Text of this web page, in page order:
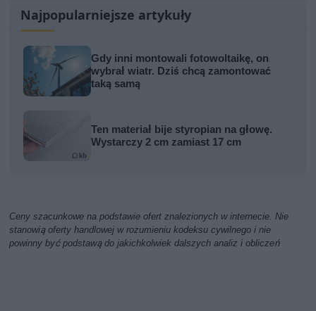
Najpopularniejsze artykuły
Gdy inni montowali fotowoltaikę, on
wybrał wiatr. Dziś chcą zamontować
taką samą
Ten materiał bije styropian na głowę.
Wystarczy 2 cm zamiast 17 cm
Ceny szacunkowe na podstawie ofert znalezionych w internecie. Nie
stanowią oferty handlowej w rozumieniu kodeksu cywilnego i nie
powinny być podstawą do jakichkolwiek dalszych analiz i obliczeń